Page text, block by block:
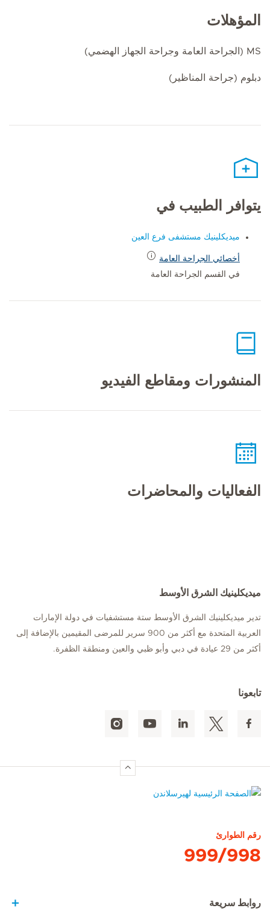
المؤهلات
MS (الجراحة العامة وجراحة الجهاز الهضمي)
دبلوم (جراحة المناظير)
يتوافر الطبيب في
ميديكلينيك مستشفى فرع العين
أخصائي الجراحة العامة
في القسم الجراحة العامة
المنشورات ومقاطع الفيديو
الفعاليات والمحاضرات
ميديكلينيك الشرق الأوسط
تدير ميديكلينيك الشرق الأوسط ستة مستشفيات في دولة الإمارات
العربية المتحدة مع أكثر من 900 سرير للمرضى المقيمين بالإضافة إلى
أكثر من 29 عيادة في دبي وأبو ظبي والعين ومنطقة الظفرة.
تابعونا
رقم الطوارئ
999/998
روابط سريعة